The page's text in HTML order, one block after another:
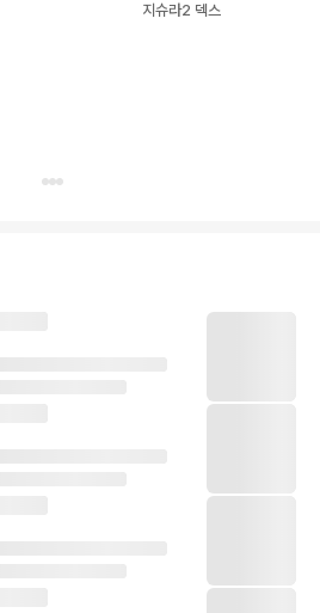
지슈라2 덱스